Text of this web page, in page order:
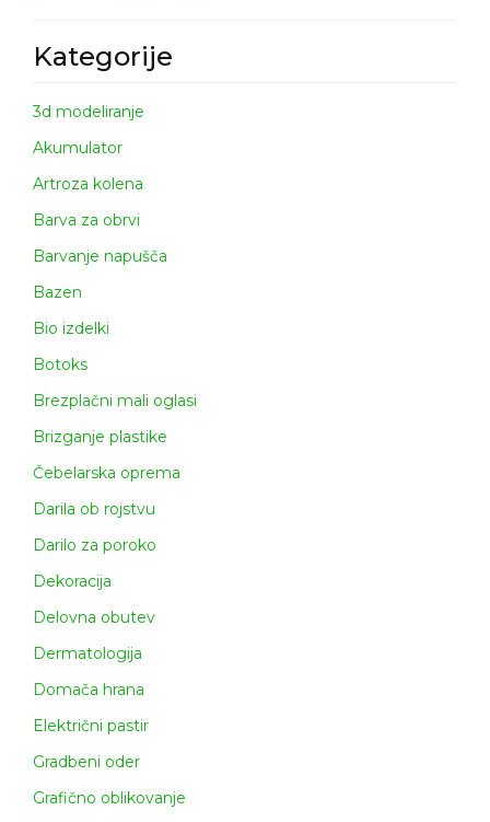
Kategorije
3d modeliranje
Akumulator
Artroza kolena
Barva za obrvi
Barvanje napušča
Bazen
Bio izdelki
Botoks
Brezplačni mali oglasi
Brizganje plastike
Čebelarska oprema
Darila ob rojstvu
Darilo za poroko
Dekoracija
Delovna obutev
Dermatologija
Domača hrana
Električni pastir
Gradbeni oder
Grafično oblikovanje